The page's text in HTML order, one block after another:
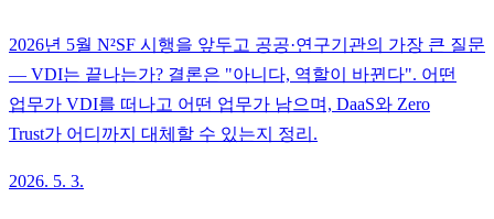
2026년 5월 N²SF 시행을 앞두고 공공·연구기관의 가장 큰 질문
— VDI는 끝나는가? 결론은 "아니다, 역할이 바뀐다". 어떤
업무가 VDI를 떠나고 어떤 업무가 남으며, DaaS와 Zero
Trust가 어디까지 대체할 수 있는지 정리.
2026. 5. 3.